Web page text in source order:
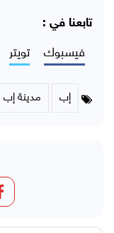
تابعنا في :
فيسبوك تويتر
إب مدينة إب